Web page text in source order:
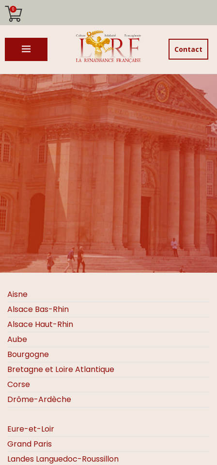
0
Contact
en France
en France
en France
en France
en France
en France
Aisne
Alsace Bas-Rhin
Alsace Haut-Rhin
Aube
Bourgogne
Bretagne et Loire Atlantique
Corse
Drôme-Ardèche
Eure-et-Loir
Grand Paris
Landes Languedoc-Roussillon